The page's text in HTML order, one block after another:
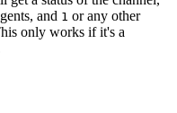
and 1 or any other
only works if it's a